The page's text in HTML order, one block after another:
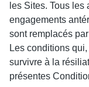
les Sites. Tous
engagements
sont remplacés
Les conditions
survivre à la
présentes